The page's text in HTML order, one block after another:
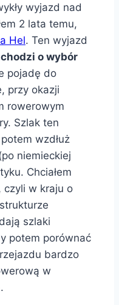
wyjazd nad
2 lata temu,
Hel. Ten wyjazd
o wybór
pojadę do
przy okazji
rowerowym
Szlak ten
wzdłuż
niemieckiej
Chciałem
czyli w kraju o
szlaki
potem porównać
bardzo
w